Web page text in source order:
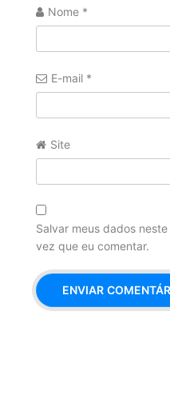
Nome *
E-mail *
Site
Salvar meus dados
vez que eu comentar.